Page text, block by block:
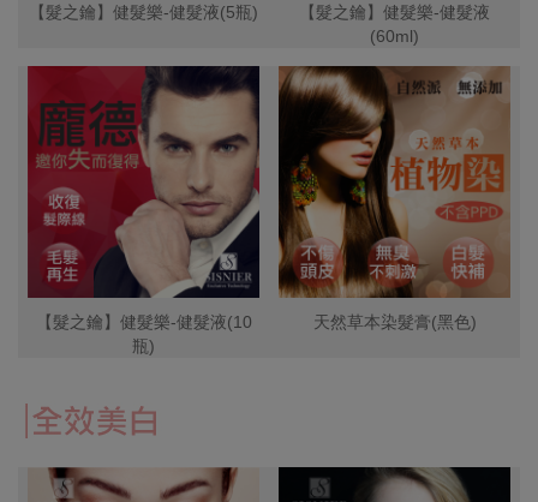
【髮之鑰】健髮樂-健髮液(5瓶)
【髮之鑰】健髮樂-健髮液
(60ml)
【髮之鑰】健髮樂-健髮液(10
瓶)
天然草本染髮膏(黑色)